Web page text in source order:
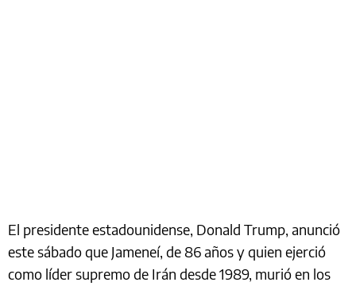
El presidente estadounidense, Donald Trump, anunció
este sábado que Jameneí, de 86 años y quien ejerció
como líder supremo de Irán desde 1989, murió en los